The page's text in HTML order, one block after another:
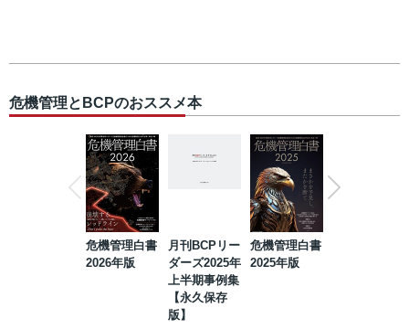
危機管理とBCPのおススメ本
危機管理白書
2026年版
月刊BCPリー
ダーズ2025年
上半期事例集
【永久保存
版】
危機管理白書
2025年版